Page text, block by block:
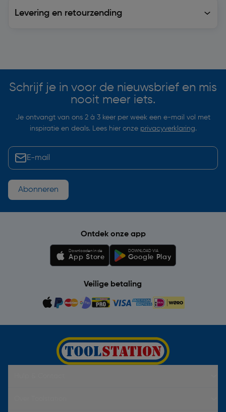
Levering en retourzending
Schrijf je in voor de nieuwsbrief en mis
nooit meer iets.
Je ontvangt van ons 2 à 3 keer per week een e-mail vol met
inspiratie en deals. Lees hier onze privacyverklaring.
Abonneren
Ontdek onze app
Downloaden in de
App Store
DOWNLOAD VIA
Google Play
Veilige betaling